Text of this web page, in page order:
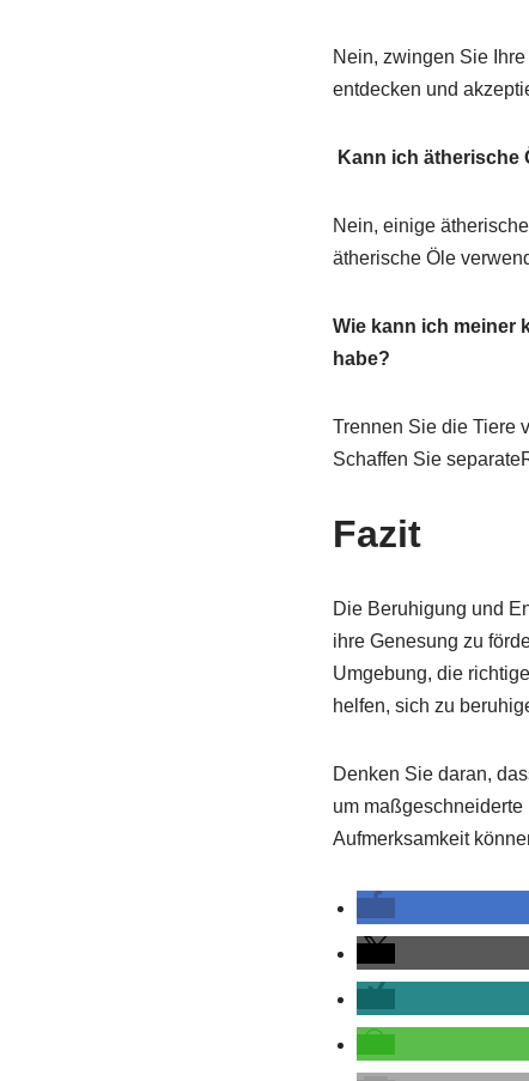
Nein, zwingen Sie
entdecken und
Kann ich ätherische
Nein, einige
ätherische Öle
Wie kann ich meiner
habe?
Trennen Sie die Tiere
Schaffen Sie
Fazit
Die Beruhigung und
ihre Genesung zu
Umgebung, die
helfen, sich zu
Denken Sie daran,
um
Aufmerksamkeit